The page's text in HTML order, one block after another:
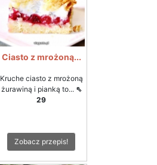
Ciasto z mrożoną...
Kruche ciasto z mrożoną
żurawiną i pianką to... ⇖
29
Zobacz przepis!